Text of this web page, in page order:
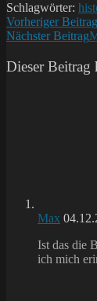
Schlagwörter:
Weitere
Artikel
ansehen
Vorheriger Beitrag
Nächster Beitrag
Dieser Beitrag
Max
Ist das die
ich mich